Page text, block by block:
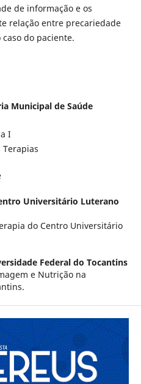
de informação e os
relação entre precariedade
do paciente.
Municipal de Saúde
I
Universitário Luterano
do Centro Universitário
Federal do Tocantins
e Nutrição na